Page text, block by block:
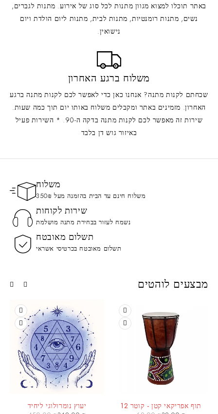
באתר תוכלו למצוא מגוון מתנות לכל סוג של אירוע. מתנות לגברים,
נשים, מתנות רומנטיות, מתנות לבית, מתנות ליום הולדת ויום
נישואין.
משלוח ברגע האחרון
שכחתם לקנות מתנה? אנחנו כאן כדי לאפשר לכם לקנות מתנה ברגע
האחרון. מזמינים באתר ומקבלים משלוח באותו יום תוך כמה שעות.
שירות זה מאפשר לכם לקנות מתנה בדקה ה-90. * השירות פעיל
באיזור גוש דן בלבד
משלוח
משלוח חינם עד הבית בהזמנה מעל 350₪
שירות לקוחות
נשמח לעזור בבחירת מתנה מושלמת
תשלום מאובטח
תשלום מאובטח בכרטיסי אשראי
מבצעים לוהטים
תוף אפריקאי קטן - קוטר 12 יעוץ נומרולוגי ליחיד